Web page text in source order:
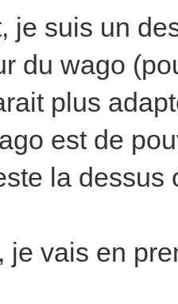
je suis un
du wago
plus
est de
la
je vais en